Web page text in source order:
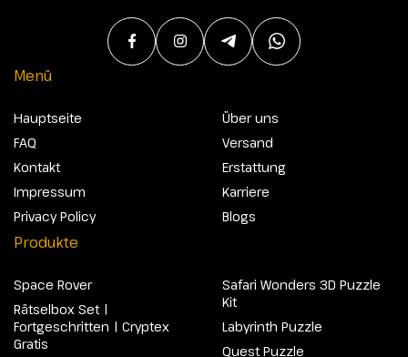
Menü
Hauptseite
FAQ
Kontakt
Impressum
Privacy Policy
Über uns
Versand
Erstattung
Karriere
Blogs
Produkte
Space Rover
Rätselbox Set |
Fortgeschritten | Cryptex
Gratis
Safari Wonders 3D Puzzle
Kit
Labyrinth Puzzle
Quest Puzzle